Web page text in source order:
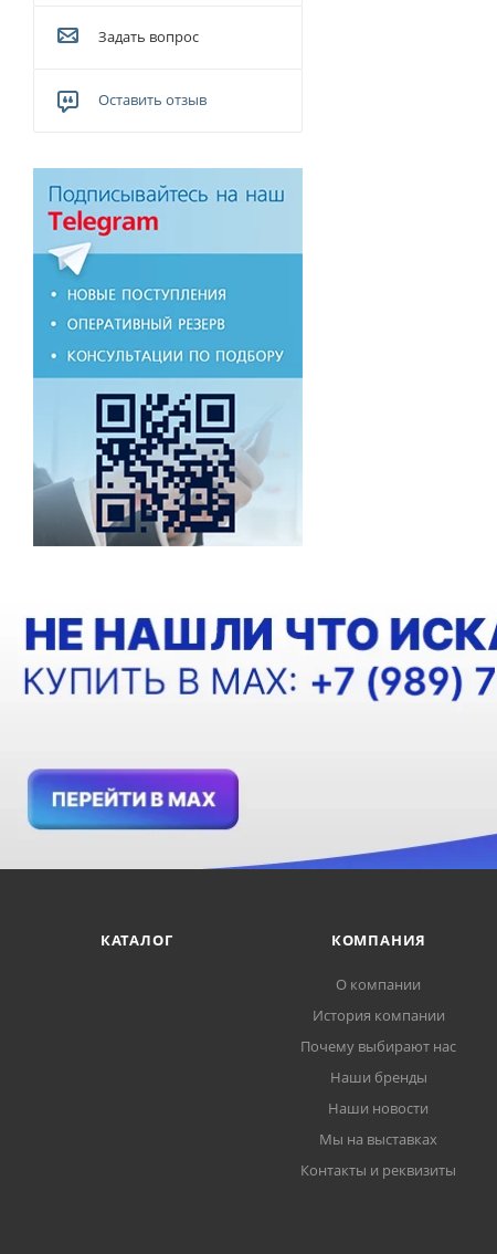
Задать вопрос
Оставить отзыв
КАТАЛОГ КОМПАНИЯ
О компании
История компании
Почему выбирают нас
Наши бренды
Наши новости
Мы на выставках
Контакты и реквизиты